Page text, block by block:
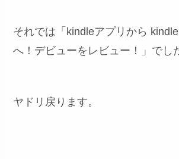
それでは「kindleアプリから
へ！デビューをレビュー！」でし
ヤドリ戻ります。